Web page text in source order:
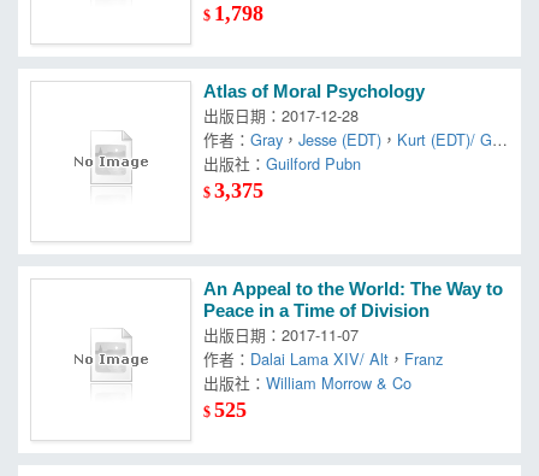
$ 1,798
Atlas of Moral Psychology
出版日期：2017-12-28
作者：Gray ，Jesse (EDT) ， Kurt (EDT)/ Gra
ham
出版社：Guilford Pubn
$3,375
An Appeal to the World: The Way to
Peace in a Time of Division
出版日期：2017-11-07
作者： Dalai Lama XIV/ Alt ， Franz
出版社：William Morrow & Co
$525